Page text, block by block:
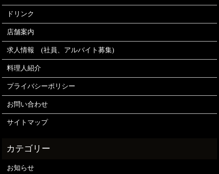
ドリンク
店舗案内
求人情報 (社員、アルバイト募集)
料理人紹介
プライバシーポリシー
お問い合わせ
サイトマップ
お知らせ